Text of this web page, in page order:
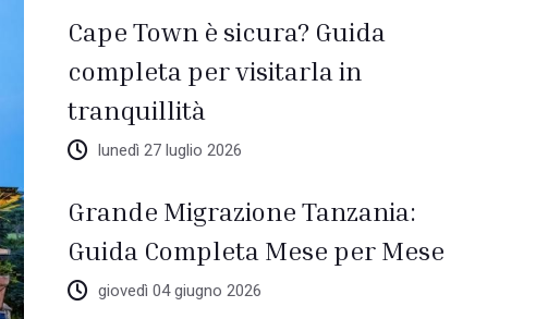
Cape Town è sicura? Guida
completa per visitarla in
tranquillità
lunedì 27 luglio 2026
Grande Migrazione Tanzania:
Guida Completa Mese per Mese
giovedì 04 giugno 2026